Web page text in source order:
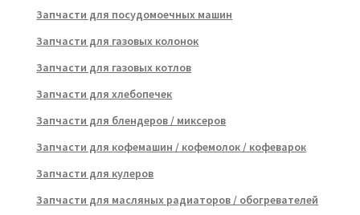
Запчасти для посудомоечных машин
Запчасти для газовых колонок
Запчасти для газовых котлов
Запчасти для хлебопечек
Запчасти для блендеров / миксеров
Запчасти для кофемашин / кофемолок / кофеварок
Запчасти для кулеров
Запчасти для масляных радиаторов / обогревателей